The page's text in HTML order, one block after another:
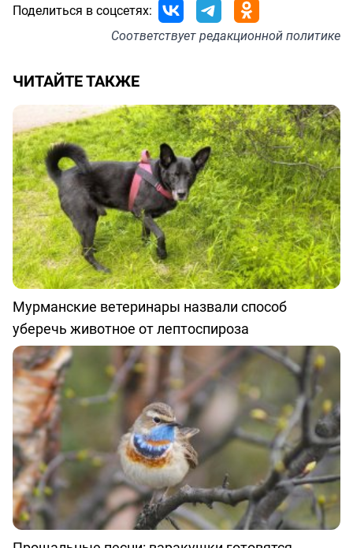
Поделиться в соцсетях:
Соответствуетредакционной политике
ЧИТАЙТЕ ТАКЖЕ
Мурманские ветеринары назвали способ
уберечь животное от лептоспироза